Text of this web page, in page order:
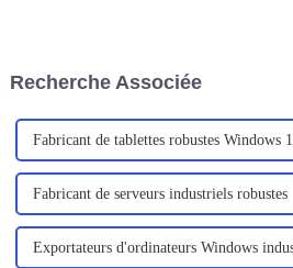
Recherche Associée
Fabricant de tablettes robustes Windows
Fabricant de serveurs industriels robustes
Exportateurs d'ordinateurs Windows